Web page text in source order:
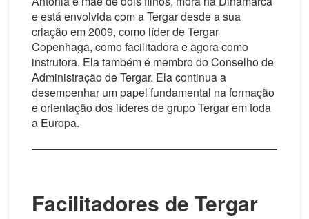
e está envolvida com a Tergar desde a sua
criação em 2009, como líder de Tergar
Copenhaga, como facilitadora e agora como
instrutora. Ela também é membro do Conselho de
Administração de Tergar. Ela continua a
desempenhar um papel fundamental na formação
e orientação dos líderes de grupo Tergar em toda
a Europa.
Facilitadores de Tergar